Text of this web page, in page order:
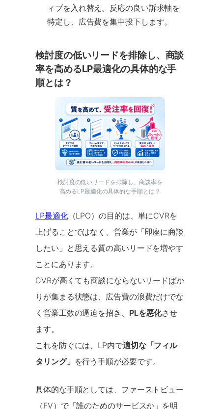
ィブを入れ替え。反応の良い訴求軸を
特定し、広告費を集中投下します。
検討度の低いリードを排除し、商談
率を高めるLP最適化の具体的な手
順とは？
検討度の低いリードを排除し、商談率を
高めるLP最適化の具体的な手順とは？
LP最適化（LPO）の目的は、単にCVRを
上げることではなく、営業が「即座に商談
したい」と思える質の高いリードを増やす
ことにあります。
CVRが高くても商談にならないリードばか
りが集まる状態は、広告費の浪費だけでな
く営業工数の逼迫を招き、 PLを悪化させ
ます。
これを防ぐには、LP内で適切な「フィル
タリング」 を行う手順が必要です。
具体的な手順としては、ファーストビュー
（FV）で「誰のためのサービスか」を明